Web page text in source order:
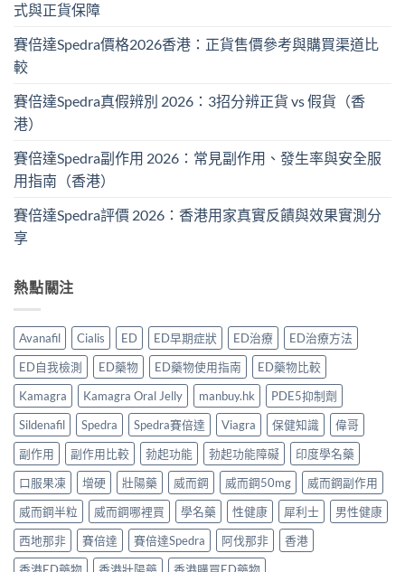
式與正貨保障
賽倍達Spedra價格2026香港：正貨售價參考與購買渠道比
較
賽倍達Spedra真假辨別 2026：3招分辨正貨 vs 假貨（香
港）
賽倍達Spedra副作用 2026：常見副作用、發生率與安全服
用指南（香港）
賽倍達Spedra評價 2026：香港用家真實反饋與效果實測分
享
熱點關注
Avanafil Cialis ED ED早期症狀 ED治療
ED治療方法
ED自我檢測
ED藥物 ED藥物使用指南
ED藥物比較
Kamagra
Kamagra Oral Jelly manbuy.hk
PDE5抑制劑
Sildenafil
Spedra Spedra賽倍達 Viagra 保健知識
偉哥
副作用
副作用比較 勃起功能 勃起功能障礙
印度學名藥
口服果凍
增硬 壯陽藥 威而鋼 威而鋼50mg
威而鋼副作用
威而鋼半粒
威而鋼哪裡買 學名藥 性健康 犀利士
男性健康
西地那非
賽倍達 賽倍達Spedra 阿伐那非
香港